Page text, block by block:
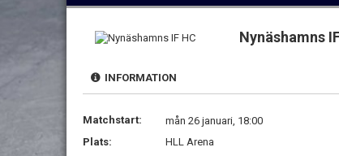
Nynäshamns
INFORMATION
Matchstart:
mån 26 januari, 18:00
Plats:
HLL Arena